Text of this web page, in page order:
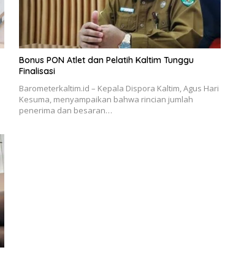
Bonus PON Atlet dan Pelatih Kaltim Tunggu
Finalisasi
Barometerkaltim.id – Kepala Dispora Kaltim, Agus Hari
Kesuma, menyampaikan bahwa rincian jumlah
penerima dan besaran…